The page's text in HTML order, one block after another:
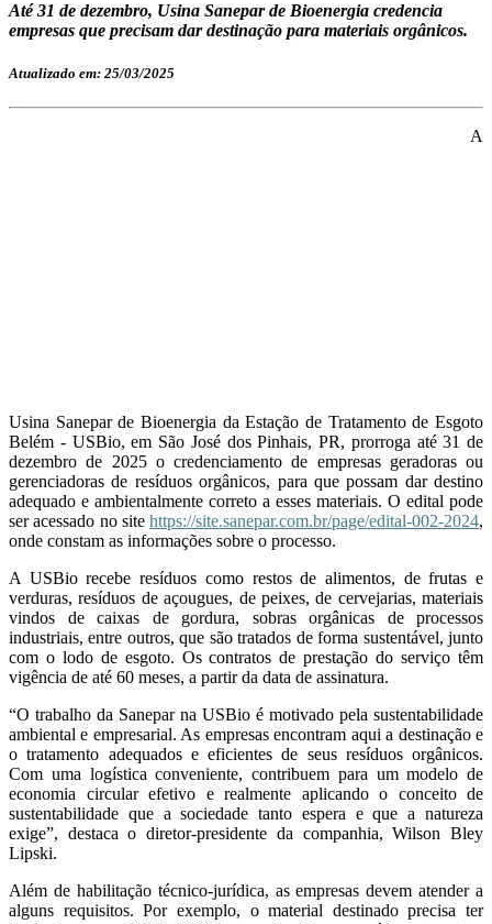
Até 31 de dezembro, Usina Sanepar de Bioenergia credencia
empresas que precisam dar destinação para materiais orgânicos.
Atualizado em: 25/03/2025
A
Usina Sanepar de Bioenergia da Estação de Tratamento de Esgoto
Belém - USBio, em São José dos Pinhais, PR, prorroga até 31 de
dezembro de 2025 o credenciamento de empresas geradoras ou
gerenciadoras de resíduos orgânicos, para que possam dar destino
adequado e ambientalmente correto a esses materiais. O edital pode
ser acessado no site https://site.sanepar.com.br/page/edital-002-2024,
onde constam as informações sobre o processo.
A USBio recebe resíduos como restos de alimentos, de frutas e
verduras, resíduos de açougues, de peixes, de cervejarias, materiais
vindos de caixas de gordura, sobras orgânicas de processos
industriais, entre outros, que são tratados de forma sustentável, junto
com o lodo de esgoto. Os contratos de prestação do serviço têm
vigência de até 60 meses, a partir da data de assinatura.
“O trabalho da Sanepar na USBio é motivado pela sustentabilidade
ambiental e empresarial. As empresas encontram aqui a destinação e
o tratamento adequados e eficientes de seus resíduos orgânicos.
Com uma logística conveniente, contribuem para um modelo de
economia circular efetivo e realmente aplicando o conceito de
sustentabilidade que a sociedade tanto espera e que a natureza
exige”, destaca o diretor-presidente da companhia, Wilson Bley
Lipski.
Além de habilitação técnico-jurídica, as empresas devem atender a
alguns requisitos. Por exemplo, o material destinado precisa ter